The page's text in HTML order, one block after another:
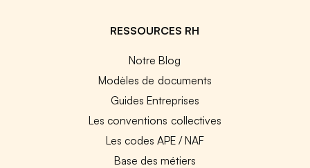
RESSOURCES RH
Notre Blog
Modèles de documents
Guides Entreprises
Les conventions collectives
Les codes APE / NAF
Base des métiers